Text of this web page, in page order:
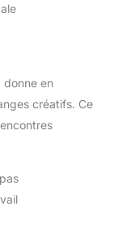
donne en
créatifs. Ce